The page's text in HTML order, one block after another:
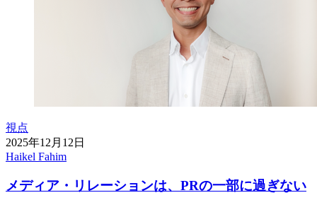
視点
2025年12月12日
Haikel Fahim
メディア・リレーションは、PRの一部に過ぎない